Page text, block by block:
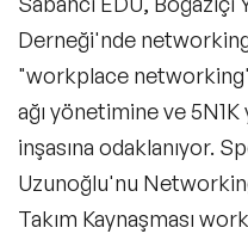
Derneği'nde
"workplace
ağı yönetimine ve 5N1K
inşasına odaklanıyor.
Uzunoğlu'nu
Takım Kaynaşması
Dijital Dönüşüm
İlham Veren
Değişim Yönetimi
Başarı Öyküleri